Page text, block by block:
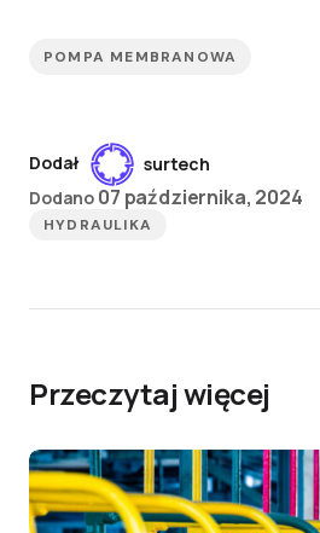
POMPA MEMBRANOWA
Dodał
surtech
Dodano 07 października, 2024
HYDRAULIKA
Przeczytaj więcej